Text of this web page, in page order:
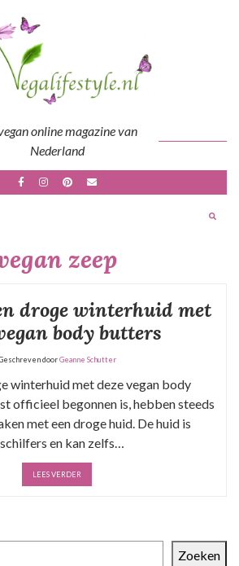
online magazine van
Nederland
zeep
droge winterhuid met
body butters
doorGeanne Schutter
winterhuid met deze vegan body
officieel begonnen is, hebben steeds
met een droge huid. De huid is
en kan zelfs…
LEES VERDER
Zoeken